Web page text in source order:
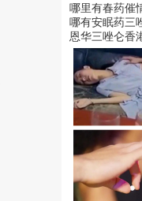
哪里有春药催
哪有安眠药三
恩华三唑仑香